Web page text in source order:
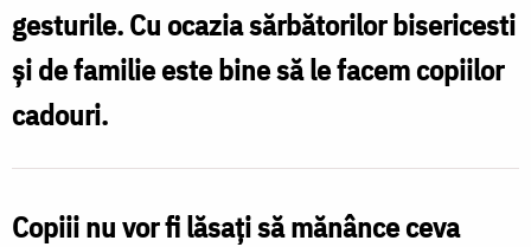
gesturile. Cu ocazia sărbătorilor bisericesti
şi de familie este bine să le facem copiilor
cadouri.
Copiii nu vor fi lăsaţi să mănânce ceva